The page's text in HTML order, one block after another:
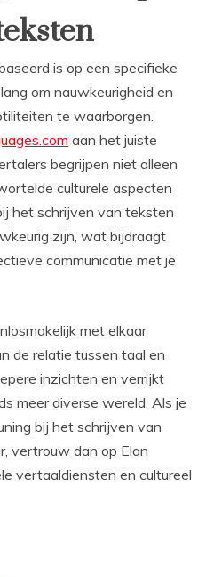
is op een specifieke
om nauwkeurigheid en
te waarborgen.
aan het juiste
begrijpen niet alleen
culturele aspecten
het schrijven van teksten
zijn, wat bijdraagt
communicatie met je
met elkaar
de relatie tussen taal en
inzichten en verrijkt
meer diverse wereld. Als je
bij het schrijven van
vertrouw dan op Elan
vertaaldiensten en cultureel